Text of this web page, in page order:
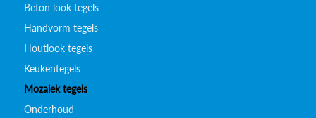
Beton look tegels
Handvorm tegels
Houtlook tegels
Keukentegels
Mozaiek tegels
Onderhoud